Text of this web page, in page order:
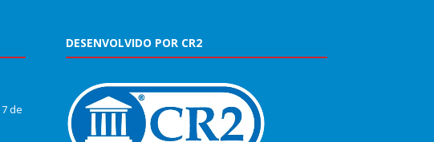
7 de
DESENVOLVIDO POR CR2